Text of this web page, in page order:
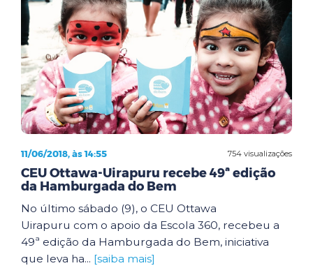
754 visualizações
11/06/2018, às 14:55
CEU Ottawa-Uirapuru recebe 49ª edição
da Hamburgada do Bem
No último sábado (9), o CEU Ottawa
Uirapuru com o apoio da Escola 360, recebeu a
49ª edição da Hamburgada do Bem, iniciativa
que leva ha... [saiba mais]